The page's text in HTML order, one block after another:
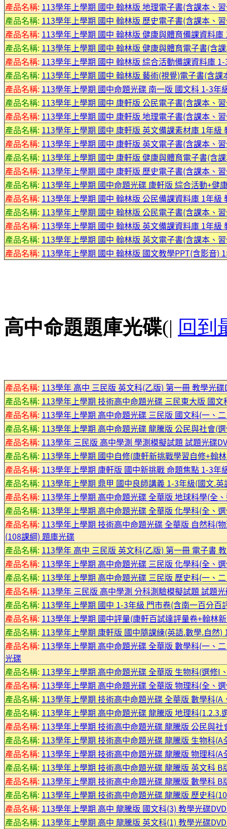
產品名稱: 113學年上學期 國中 翰林版 地理電子書(含課本、
產品名稱: 113學年上學期 國中 翰林版 歷史電子書(含課本、
產品名稱: 113學年上學期 國中 翰林版 健康與體育備課資料
產品名稱: 113學年上學期 國中 翰林版 健康與體育電子書(含
產品名稱: 113學年上學期 國中 翰林版 綜合活動備課資料庫
產品名稱: 113學年上學期 國中 翰林版 藝術(視覺)電子書(含課
產品名稱: 113學年上學期 國中命題光碟 南一版 國文科 1-3年
產品名稱: 113學年上學期 國中 康軒版 公民電子書(含課本、
產品名稱: 113學年上學期 國中 康軒版 地理電子書(含課本、
產品名稱: 113學年上學期 國中 康軒版 英文備課素材庫 1年級
產品名稱: 113學年上學期 國中 康軒版 英文電子書(含課本、
產品名稱: 113學年上學期 國中 康軒版 健康與體育電子書(含
產品名稱: 113學年上學期 國中 康軒版 歷史電子書(含課本、
產品名稱: 113學年上學期 國中命題光碟 康軒版 綜合活動+健
產品名稱: 113學年上學期 國中 翰林版 公民備課資料庫 1年級
產品名稱: 113學年上學期 國中 翰林版 公民電子書(含課本、
產品名稱: 113學年上學期 國中 翰林版 英文備課資料庫 1年級
產品名稱: 113學年上學期 國中 翰林版 英文電子書(含課本、
產品名稱: 113學年上學期 國中 翰林版 國文教學PPT(含影音)
高中命題題庫光碟(| 回到
產品名稱: 113學年 高中 三民版 英文科(乙版) 第一冊 教學光碟
產品名稱: 113學年上學期 技術高中命題光碟 三民東大版 國
產品名稱: 113學年上學期 高中命題光碟 三民版 國文科(一、
產品名稱: 113學年上學期 高中命題光碟 龍騰版 公民與社會(
產品名稱: 113學年 三民版 高中學測 學測模擬試題 試題光碟
產品名稱: 113學年上學期 國中自修(康軒新挑戰學習自修+翰
產品名稱: 113學年上學期 康軒版 國中新挑戰 命題焦點 1-3年
產品名稱: 113學年上學期 鼎甲 國中良師講義 1-3年級(國文.
產品名稱: 113學年上學期 高中命題光碟 全華版 地球科學(全
產品名稱: 113學年上學期 高中命題光碟 全華版 化學科(全、
產品名稱: 113學年上學期 技術高中命題光碟 全華版 自然科(
(108課綱) 題庫光碟
產品名稱: 113學年 高中 三民版 英文科(乙版) 第一冊 電子書
產品名稱: 113學年上學期 高中命題光碟 三民版 化學科(全、
產品名稱: 113學年上學期 高中命題光碟 三民版 歷史科(一、
產品名稱: 113學年 三民版 高中學測 分科測驗模擬試題 試題
產品名稱: 113學年上學期 國中 1-3年級 門市卷(含南一百分
產品名稱: 113學年上學期 國中評量(康軒百試達評量卷+翰林
產品名稱: 113學年上學期 康軒版 國中隨課練(英語.數學.自然)
產品名稱: 113學年上學期 高中命題光碟 全華版 數學科(一、
光碟
產品名稱: 113學年上學期 高中命題光碟 全華版 生物科(選修
產品名稱: 113學年上學期 高中命題光碟 全華版 物理科(全、
產品名稱: 113學年上學期 技術高中命題光碟 全華版 數學科
產品名稱: 113學年上學期 高中命題光碟 龍騰版 地理科
產品名稱: 113學年上學期 技術高中命題光碟 龍騰版 公民與
產品名稱: 113學年上學期 技術高中命題光碟 龍騰版 生物科(A
產品名稱: 113學年上學期 技術高中命題光碟 龍騰版 物理科
產品名稱: 113學年上學期 技術高中命題光碟 龍騰版 英文科
產品名稱: 113學年上學期 技術高中命題光碟 龍騰版 數學科
產品名稱: 113學年上學期 技術高中命題光碟 龍騰版 歷史科
產品名稱: 113學年上學期 高中 龍騰版 國文科(3) 教學光碟
產品名稱: 113學年上學期 高中 龍騰版 英文科(1) 教學光碟